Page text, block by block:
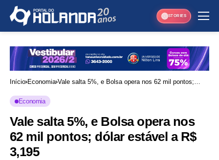
STORIES
Início Economia Vale salta 5%, e Bolsa opera nos 62 mil pontos;
Economia
Vale salta 5%, e Bolsa opera nos
62 mil pontos; dólar estável a R$
3,195